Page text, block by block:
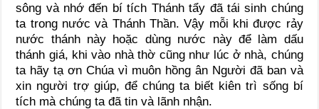
sông và nhớ đến bí tích Thánh tẩy đã tái sinh chúng
ta trong nước và Thánh Thần. Vậy mỗi khi được rảy
nước thánh này hoặc dùng nước này để làm dấu
thánh giá, khi vào nhà thờ cũng như lúc ở nhà, chúng
ta hãy tạ ơn Chúa vì muôn hồng ân Người đã ban và
xin người trợ giúp, để chúng ta biết kiên trì sống bí
tích mà chúng ta đã tin và lãnh nhận.